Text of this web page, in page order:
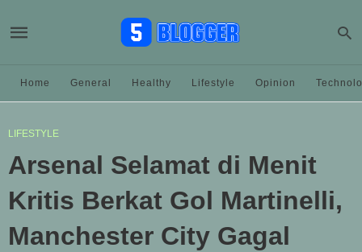
Home General Healthy Lifestyle Opinion
LIFESTYLE
Arsenal Selamat di Menit
Kritis Berkat Gol Martinelli,
Manchester City Gagal